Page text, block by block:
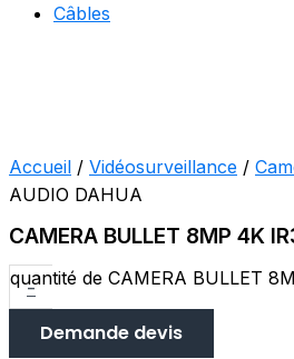
Câbles
Accueil / Vidéosurveillance /
AUDIO DAHUA
CAMERA BULLET 8MP 4K
-
quantité de CAMERA BULLET
Demande devis